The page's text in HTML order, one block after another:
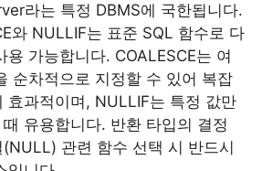
라는 특정 DBMS에 국한됩니다.
와 NULLIF는 표준 SQL 함수로 다
용 가능합니다. COALESCE는 여
순차적으로 지정할 수 있어 복잡
효과적이며, NULLIF는 특정 값만
유용합니다. 반환 타입의 결정
관련 함수 선택 시 반드시